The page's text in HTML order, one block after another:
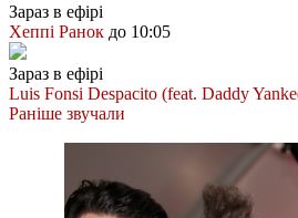
Зараз в ефірі
Хеппі Ранок до 10:05
Зараз в ефірі
Luis Fonsi Despacito (feat. Daddy
Раніше звучали